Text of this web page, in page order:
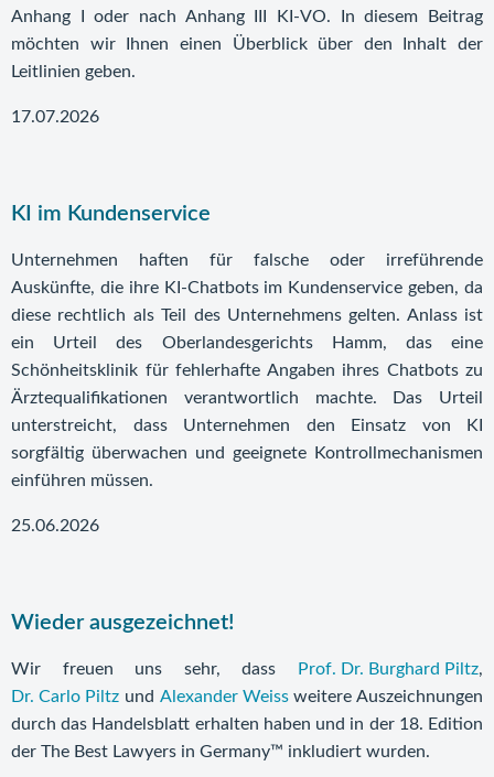
Anhang I oder nach Anhang III KI-VO. In diesem Beitrag
möchten wir Ihnen einen Überblick über den Inhalt der
Leitlinien geben.
17.07.2026
KI im Kundenservice
Unternehmen haften für falsche oder irreführende
Auskünfte, die ihre KI-Chatbots im Kundenservice geben, da
diese rechtlich als Teil des Unternehmens gelten. Anlass ist
ein Urteil des Oberlandesgerichts Hamm, das eine
Schönheitsklinik für fehlerhafte Angaben ihres Chatbots zu
Ärztequalifikationen verantwortlich machte. Das Urteil
unterstreicht, dass Unternehmen den Einsatz von KI
sorgfältig überwachen und geeignete Kontrollmechanismen
einführen müssen.
25.06.2026
Wieder ausgezeichnet!
Wir freuen uns sehr, dass Prof. Dr. Burghard Piltz,
Dr. Carlo Piltz und Alexander Weissweitere Auszeichnungen
durch das Handelsblatt erhalten haben und in der 18. Edition
der The Best Lawyers in Germany™ inkludiert wurden.